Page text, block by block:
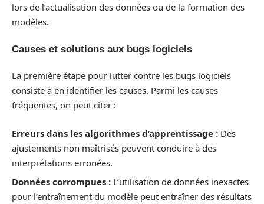
lors de l’actualisation des données ou de la formation des
modèles.
Causes et solutions aux bugs logiciels
La première étape pour lutter contre les bugs logiciels
consiste à en identifier les causes. Parmi les causes
fréquentes, on peut citer :
Erreurs dans les algorithmes d’apprentissage : Des
ajustements non maîtrisés peuvent conduire à des
interprétations erronées.
Données corrompues : L’utilisation de données inexactes
pour l’entraînement du modèle peut entraîner des résultats